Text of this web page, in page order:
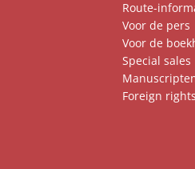
Route-
Voor de pers
Voor de
Special sales
Foreign rights